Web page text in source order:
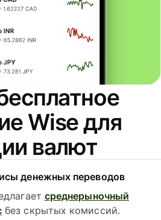
Wise для
валют
денежных переводов
среднерыночный
без скрытых комиссий.